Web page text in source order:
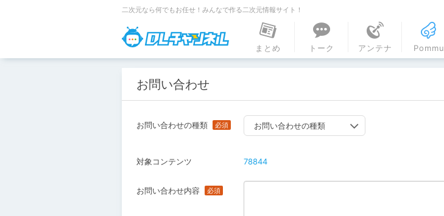
二次元なら何でもお任せ！みんなで作る二次元情報サイト！
DLチャンネル
まとめ
トーク アンテナ Pommu
お問い合わせ
お問い合わせの種類 お問い合わせの種類
対象コンテンツ 78844
お問い合わせ内容